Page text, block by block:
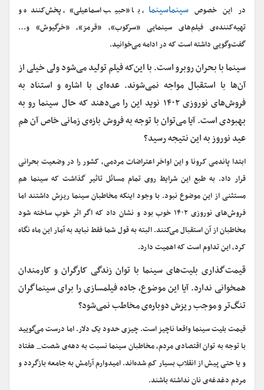
در این خصوص سینماسینما ، با «حبیب اسماعیلی»، پخش‌کننده و
تهیه‌کننده‌ی فیلم‌های سینمایی «سرکوب»، «قرمز»، «خرگیوش» و…
گفت‌وگویی داشته است که در ادامه می‌خوانید.
سینما با بحران روبرو است. با این‌که فیلم تولید می‌شود ولی خیلی از
آن‌ها با استقبال مواجه نمی‌شوند. عده‌ای با اشاره و استناد به
فروش‌های نوروزی ۱۴۰۲ نوید این را می‌دهند که حال سینما رو به
بهبودی است. آیا می‌توان با توجه به فروش بازه‌ی زمانی خاص آن هم
عید نوروز به این نتیجه رسید؟
ابتدا پاندمی کرونا و این اواخر اعتراضات مردمی، کشور را در وضعیت بحرانی
قرار داد. به طبع این شرایط روی تمام مسائل تاثیر گذاشت که سینما هم
مستثنی از این موضوع نبود. با وجود اینکه مخاطبان سینما ریزش داشتند اما
فروش‌های نوروزی ۱۴۰۲ خوب بود و نشان داد که اگر اثر خوب ساخته شود
مخاطبان از آن استقبال می‌کنند. البته به قول شما فقط نباید به آمار این ماه نگاه
کرد، این تداوم است که اهمیت دارد.
قیمت‌گذاری بلیت‌های سینما با توان زندگی کارگران و کارمندان
همخوانی ندارد. آیا این موضوع، جاده فیلمسازی را برای سینماگران
تنگ‌تر و موجب ریزش دوباره‌ی مخاطب نمی‌شود؟
قیمت بلیت سینما واقعا ناچیز است. چیزی حدود یک دلار. اما درست می‌گویید
با توجه به توان اقتصادی مردم، مخاطبان سینما نسبت به دهه‌ی شصت_ هفتاد
و یا حتی پیش از انقلاب بسیار کم شده‌اند. امیدوارم آرامش به جامعه بازگردد و
مردم دغدغه‌‌ی نان نداشته باشند.